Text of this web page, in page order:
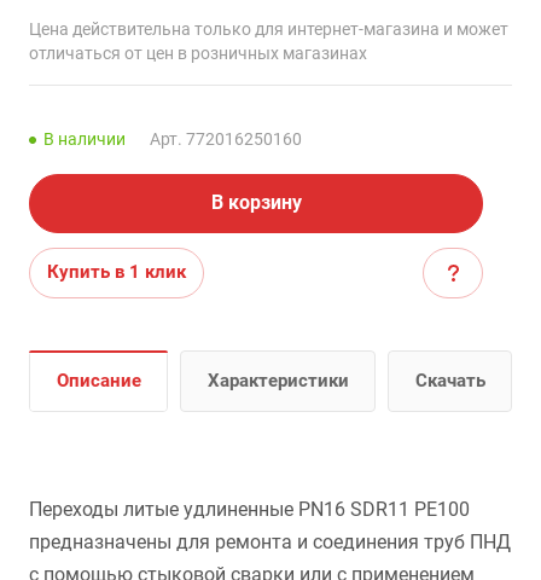
Цена действительна только для интернет-магазина и может
отличаться от цен в розничных магазинах
В наличии Арт. 772016250160
В корзину
Купить в 1 клик
Описание Характеристики Скачать
Переходы литые удлиненные PN16 SDR11 PE100
предназначены для ремонта и соединения труб ПНД
с помощью стыковой сварки или с применением